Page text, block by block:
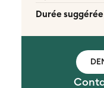
Durée suggérée